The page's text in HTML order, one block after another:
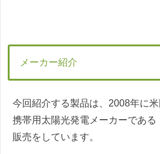
メーカー紹介
今回紹介する製品は、2008年に
携帯用太陽光発電メーカーである
販売をしています。